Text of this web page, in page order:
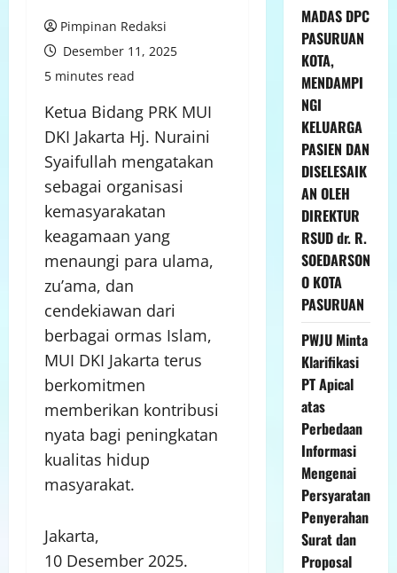
Pimpinan Redaksi
Desember 11, 2025
5 minutes read
Ketua Bidang PRK MUI
DKI Jakarta Hj. Nuraini
Syaifullah mengatakan
sebagai organisasi
kemasyarakatan
keagamaan yang
menaungi para ulama,
zu’ama, dan
cendekiawan dari
berbagai ormas Islam,
MUI DKI Jakarta terus
berkomitmen
memberikan kontribusi
nyata bagi peningkatan
kualitas hidup
masyarakat.
Jakarta,
10 Desember 2025.
MADAS DPC
PASURUAN
KOTA,
MENDAMPI
NGI
KELUARGA
PASIEN DAN
DISELESAIK
AN OLEH
DIREKTUR
RSUD dr. R.
SOEDARSON
O KOTA
PASURUAN
PWJU Minta
Klarifikasi
PT Apical
atas
Perbedaan
Informasi
Mengenai
Persyaratan
Penyerahan
Surat dan
Proposal